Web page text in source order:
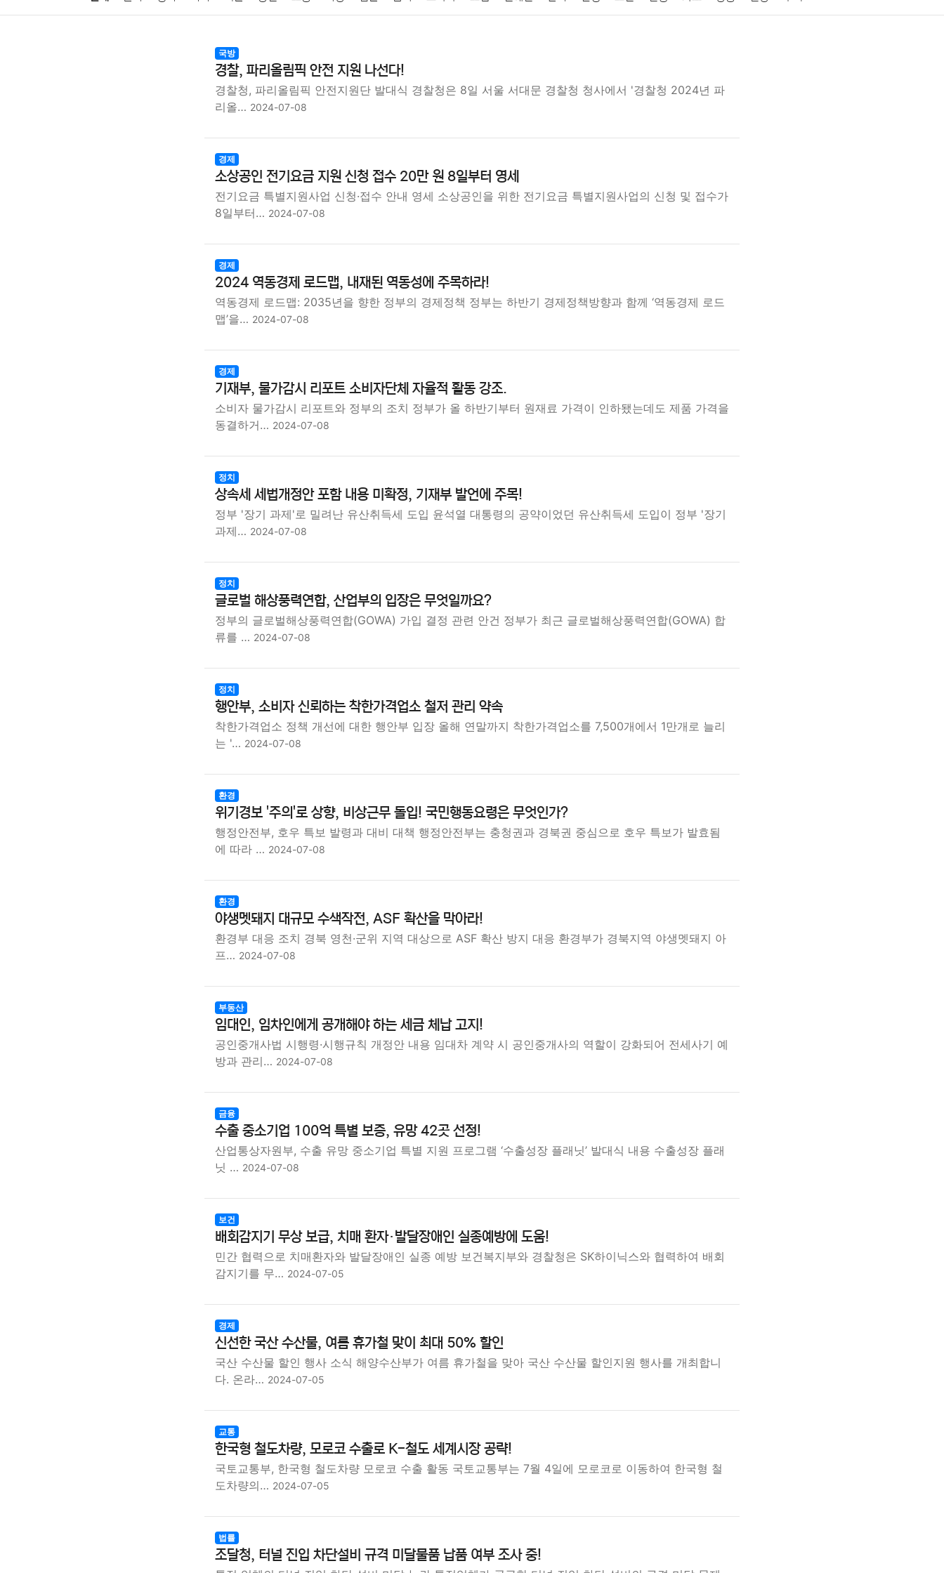
기술 종교 사회 정치 건강 의료
국방
경찰, 파리올림픽 안전 지원 나선다!
경찰청, 파리올림픽 안전지원단 발대식 경찰청은 8일 서울 서대문 경찰청 청사에서 '경찰청 2024년 파
리올… 2024-07-08
경제
소상공인 전기요금 지원 신청 접수 20만 원 8일부터 영세
전기요금 특별지원사업 신청·접수 안내 영세 소상공인을 위한 전기요금 특별지원사업의 신청 및 접수가
8일부터… 2024-07-08
경제
2024 역동경제 로드맵, 내재된 역동성에 주목하라!
역동경제 로드맵: 2035년을 향한 정부의 경제정책 정부는 하반기 경제정책방향과 함께 ‘역동경제 로드
맵’을… 2024-07-08
경제
기재부, 물가감시 리포트 소비자단체 자율적 활동 강조.
소비자 물가감시 리포트와 정부의 조치 정부가 올 하반기부터 원재료 가격이 인하됐는데도 제품 가격을
동결하거… 2024-07-08
정치
상속세 세법개정안 포함 내용 미확정, 기재부 발언에 주목!
정부 '장기 과제'로 밀려난 유산취득세 도입 윤석열 대통령의 공약이었던 유산취득세 도입이 정부 '장기
과제… 2024-07-08
정치
글로벌 해상풍력연합, 산업부의 입장은 무엇일까요?
정부의 글로벌해상풍력연합(GOWA) 가입 결정 관련 안건 정부가 최근 글로벌해상풍력연합(GOWA) 합
류를 … 2024-07-08
정치
행안부, 소비자 신뢰하는 착한가격업소 철저 관리 약속
착한가격업소 정책 개선에 대한 행안부 입장 올해 연말까지 착한가격업소를 7,500개에서 1만개로 늘리
는 '… 2024-07-08
환경
위기경보 '주의'로 상향, 비상근무 돌입! 국민행동요령은 무엇인가?
행정안전부, 호우 특보 발령과 대비 대책 행정안전부는 충청권과 경북권 중심으로 호우 특보가 발효됨
에 따라 … 2024-07-08
환경
야생멧돼지 대규모 수색작전, ASF 확산을 막아라!
환경부 대응 조치 경북 영천·군위 지역 대상으로 ASF 확산 방지 대응 환경부가 경북지역 야생멧돼지 아
프… 2024-07-08
부동산
임대인, 임차인에게 공개해야 하는 세금 체납 고지!
공인중개사법 시행령·시행규칙 개정안 내용 임대차 계약 시 공인중개사의 역할이 강화되어 전세사기 예
방과 관리… 2024-07-08
금융
수출 중소기업 100억 특별 보증, 유망 42곳 선정!
산업통상자원부, 수출 유망 중소기업 특별 지원 프로그램 ‘수출성장 플래닛’ 발대식 내용 수출성장 플래
닛 … 2024-07-08
보건
배회감지기 무상 보급, 치매 환자·발달장애인 실종예방에 도움!
민간 협력으로 치매환자와 발달장애인 실종 예방 보건복지부와 경찰청은 SK하이닉스와 협력하여 배회
감지기를 무… 2024-07-05
경제
신선한 국산 수산물, 여름 휴가철 맞이 최대 50% 할인
국산 수산물 할인 행사 소식 해양수산부가 여름 휴가철을 맞아 국산 수산물 할인지원 행사를 개최합니
다. 온라… 2024-07-05
교통
한국형 철도차량, 모로코 수출로 K-철도 세계시장 공략!
국토교통부, 한국형 철도차량 모로코 수출 활동 국토교통부는 7월 4일에 모로코로 이동하여 한국형 철
도차량의… 2024-07-05
법률
조달청, 터널 진입 차단설비 규격 미달물품 납품 여부 조사 중!